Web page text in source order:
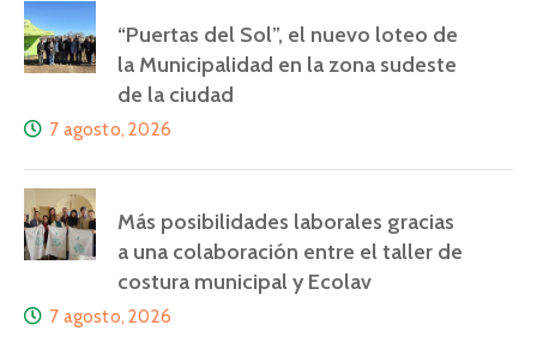
“Puertas del Sol”, el nuevo loteo de
la Municipalidad en la zona sudeste
de la ciudad
7 agosto, 2026
Más posibilidades laborales gracias
a una colaboración entre el taller de
costura municipal y Ecolav
7 agosto, 2026